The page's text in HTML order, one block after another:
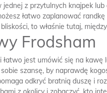
z przytulnych knajpek
łatwo zaplanować
to właśnie tutaj,
Frodsham
jest umówić się na
szansę, by naprawdę
odkryć bratnią duszę i